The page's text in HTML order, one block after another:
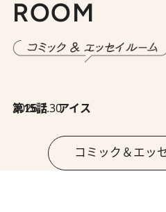
ROOM
2026.7.30
第15話 アイス
コミック＆エッ